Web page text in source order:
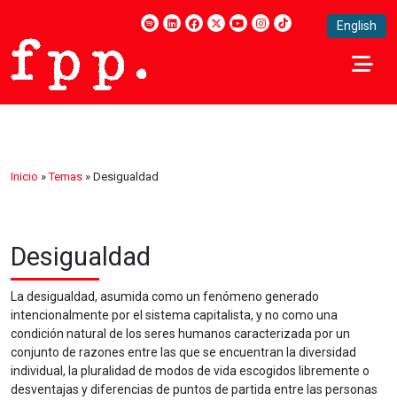
English
Inicio » Temas » Desigualdad
Desigualdad
La desigualdad, asumida como un fenómeno generado
intencionalmente por el sistema capitalista, y no como una
condición natural de los seres humanos caracterizada por un
conjunto de razones entre las que se encuentran la diversidad
individual, la pluralidad de modos de vida escogidos libremente o
desventajas y diferencias de puntos de partida entre las personas